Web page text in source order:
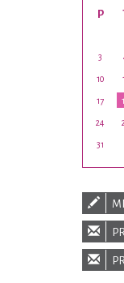
P
3
10
17
24
31